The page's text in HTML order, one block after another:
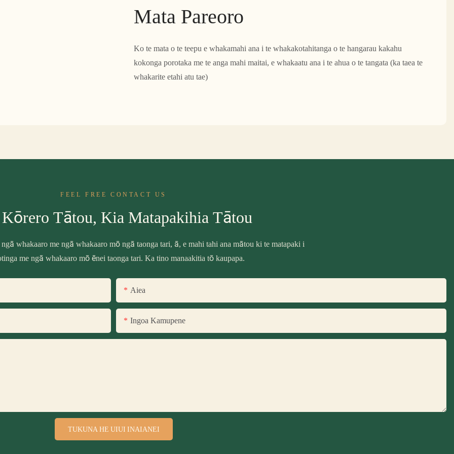
Mata Pareoro
Ko te mata o te teepu e whakamahi ana i te whakakotahitanga o te hangarau kakahu
kokonga porotaka me te anga mahi maitai, e whakaatu ana i te ahua o te tangata (ka taea te
whakarite etahi atu tae)
FEEL FREE CONTACT US
Tātou, Kia Matapakihia Tātou
whakaaro me ngā whakaaro mō ngā taonga tari, ā, e mahi tahi ana mātou ki te matapaki i
me ngā whakaaro mō ēnei taonga tari. Ka tino manaakitia tō kaupapa.
Aiea
Ingoa Kamupene
TUKUNA HE UIUI INAIANEI